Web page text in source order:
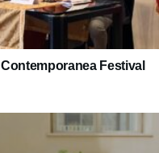
Festival